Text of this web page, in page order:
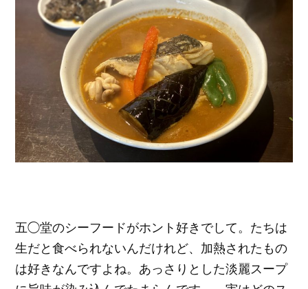
五◯堂のシーフードがホント好きでして。たちは
生だと食べられないんだけれど、加熱されたもの
は好きなんですよね。あっさりとした淡麗スープ